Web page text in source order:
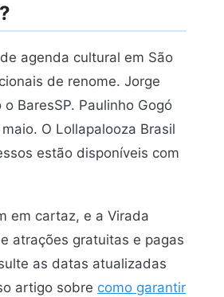
agenda cultural em São
de renome. Jorge
BaresSP. Paulinho Gogó
O Lollapalooza Brasil
estão disponíveis com
em cartaz, e a Virada
atrações gratuitas e pagas
as datas atualizadas
artigo sobre como garantir